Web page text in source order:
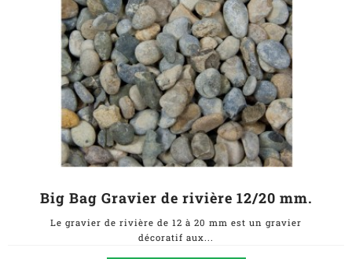
Big Bag Gravier de rivière 12/20 mm.
Le gravier de rivière de 12 à 20 mm est un gravier
décoratif aux...